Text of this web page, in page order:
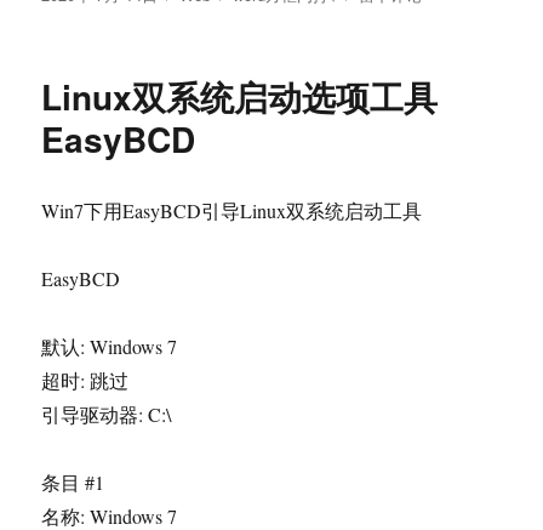
内
打
Linux双系统启动选项工具
EasyBCD
Win7下用EasyBCD引导Linux双系统启动工具
EasyBCD
默认: Windows 7
超时: 跳过
引导驱动器: C:\
条目 #1
名称: Windows 7